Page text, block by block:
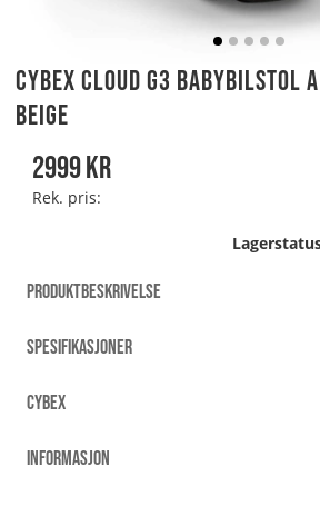
Cybex Cloud G3 Babybilstol
Beige
2999kr
Rek. pris:
PRODUKTBESKRIVELSE
SPESIFIKASJONER
CYBEX
INFORMASJON